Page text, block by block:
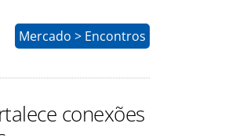
Mercado > Encontros
conexões